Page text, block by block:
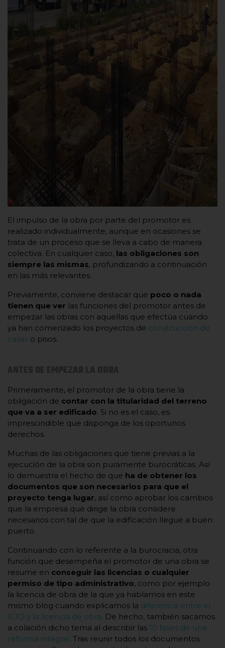
El impulso de la obra por parte del promotor es
realizado individualmente, aunque en ocasiones se
trata de un proceso que se lleva a cabo de manera
colectiva. En cualquier caso, las obligaciones son
siempre las mismas, profundizando a continuación
en las más relevantes.
Previamente, conviene destacar que poco o nada
tienen que ver las funciones del promotor antes de
empezar las obras con aquellas que efectúa cuando
ya han comenzado los proyectos de construcción de
casas o pisos.
Primeramente, el promotor de la obra tiene la
obligación de contar con la titularidad del terreno
que va a ser edificado. Si no es el caso, es
imprescindible que disponga de los oportunos
derechos.
Muchas de las obligaciones que tiene previas a la
ejecución de la obra son puramente burocráticas. Así
lo demuestra el hecho de que ha de obtener los
documentos que son necesarios para que el
proyecto tenga lugar, así como aprobar los cambios
que la empresa que dirige la obra considere
necesarios con tal de que la edificación llegue a buen
puerto.
Continuando con lo referente a la burocracia, otra
función que desempeña el promotor de una obra se
resume en conseguir las licencias o cualquier
permiso de tipo administrativo, como por ejemplo
la licencia de obra de la que ya hablamos en este
mismo blog cuando explicamos la diferencia entre el
ICIO y la licencia de obra. De hecho, también sacamos
a colación dicho tema al describir las 10 fases de una
reforma integral. Tras reunir todos los documentos